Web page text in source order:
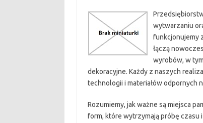
wytwarzaniu
funkcjonujemy
łączą
wyrobów, w
dekoracyjne. Każdy z naszych
technologii i materiałów odpornych
Rozumiemy, jak ważne są miejsca
form, które wytrzymają próbę czasu